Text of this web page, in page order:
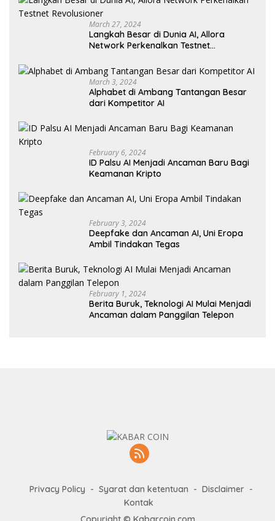
March 27, 2024
Langkah Besar di Dunia AI, Allora
Network Perkenalkan Testnet
March 3, 2024
Alphabet di Ambang Tantangan Besar
dari Kompetitor AI
February 6, 2024
ID Palsu AI Menjadi Ancaman Baru Bagi
Keamanan Kripto
February 3, 2024
Deepfake dan Ancaman AI, Uni Eropa
Ambil Tindakan Tegas
February 1, 2024
Berita Buruk, Teknologi AI Mulai Menjadi
Ancaman dalam Panggilan Telepon
Privacy Policy Syarat dan ketentuan
Disclaimer
Kontak